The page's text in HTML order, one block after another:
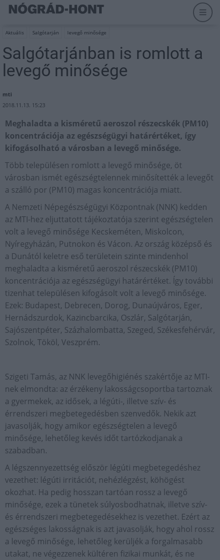
Aktuális Salgótarján levegő minősége
Salgótarjánban is romlott a
levegő minősége
mti
2018.11.13. 15:23
Meghaladta a kisméretű aeroszol részecskék (PM10)
koncentrációja az egészségügyi határértéket, így
kifogásolható a városban a levegő minősége.
Több településen romlott a levegő minősége, öt
városban ismét egészségtelennek minősítették a levegőt
a szálló por (PM10) magas koncentrációja miatt.
A Nemzeti Népegészségügyi Központnak (NNK) kedden
az MTI-hez eljuttatott tájékoztatója szerint egészségtelen
volt a levegő minősége Kecskeméten, Miskolcon,
Nyíregyházán, Putnokon és Vácon. Az ország középső és
a Dunától keletre eső területein szinte mindenhol
meghaladta a kisméretű aeroszol részecskék (PM10)
koncentrációja az egészségügyi határértéket. Így további
tizenhat településen kifogásolt volt a levegő minősége.
Ezek: Budapest, Debrecen, Dorog, Dunaújváros, Eger,
Hernádszurdok, Kazincbarcika, Oszlár, Salgótarján,
Sajószentpéter, Százhalombatta, Szeged, Székesfehérvár,
Szolnok, Tököl, Veszprém.
Szigeti Tamás, az NNK levegőhigiénés szakértője az MTI-
nek elmondta: az érzékeny lakosságcsoportba tartoznak
a gyermekek, az idősek, a légúti-, illetve szív- és
érrendszeri megbetegedésben szenvedők. Nekik azt
javasolják, hogy amikor egészségtelen a levegő
minősége, lehetőleg kevés időt tartózkodjanak a
szabadban.
A légszennyezettség először légúti megbetegedéshez
vezethet: légúti irritációt, nehézlégzést, köhögést
okozhat. Ha pedig hosszan tartóan rossz a levegő
minősége, ezek a tünetek súlyosbodhatnak, illetve szív-
és érrendszeri megbetegedésekhez is vezethet. Ezért az
egészséges lakosságnak is azt javasolják, hogy ahol rossz
a levegő minősége, lehetőleg kerüljék a forgalmasabb
utakat, ne végezzenek kültéren fizikai munkát, és ne